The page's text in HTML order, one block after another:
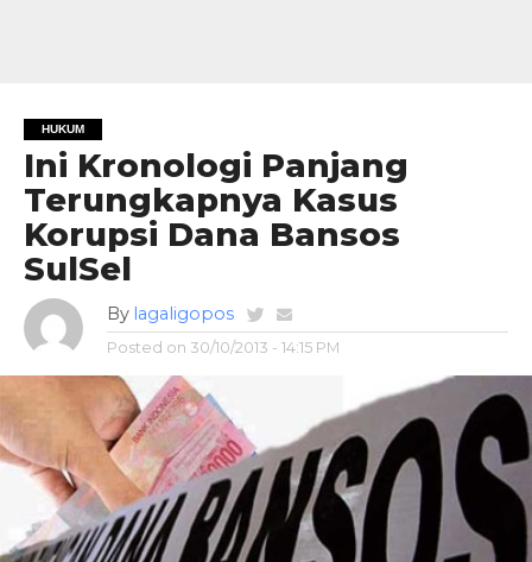
HUKUM
Ini Kronologi Panjang
Terungkapnya Kasus
Korupsi Dana Bansos
SulSel
By lagaligopos
Posted on 30/10/2013 - 14:15 PM